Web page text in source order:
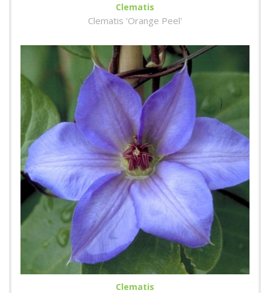
Clematis
Clematis 'Orange Peel'
Clematis